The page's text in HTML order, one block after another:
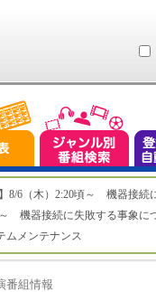
8/6（木）2:20頃～ 機器接続
～ 機器接続に失敗する事象に
ムメンテナンス
番組情報